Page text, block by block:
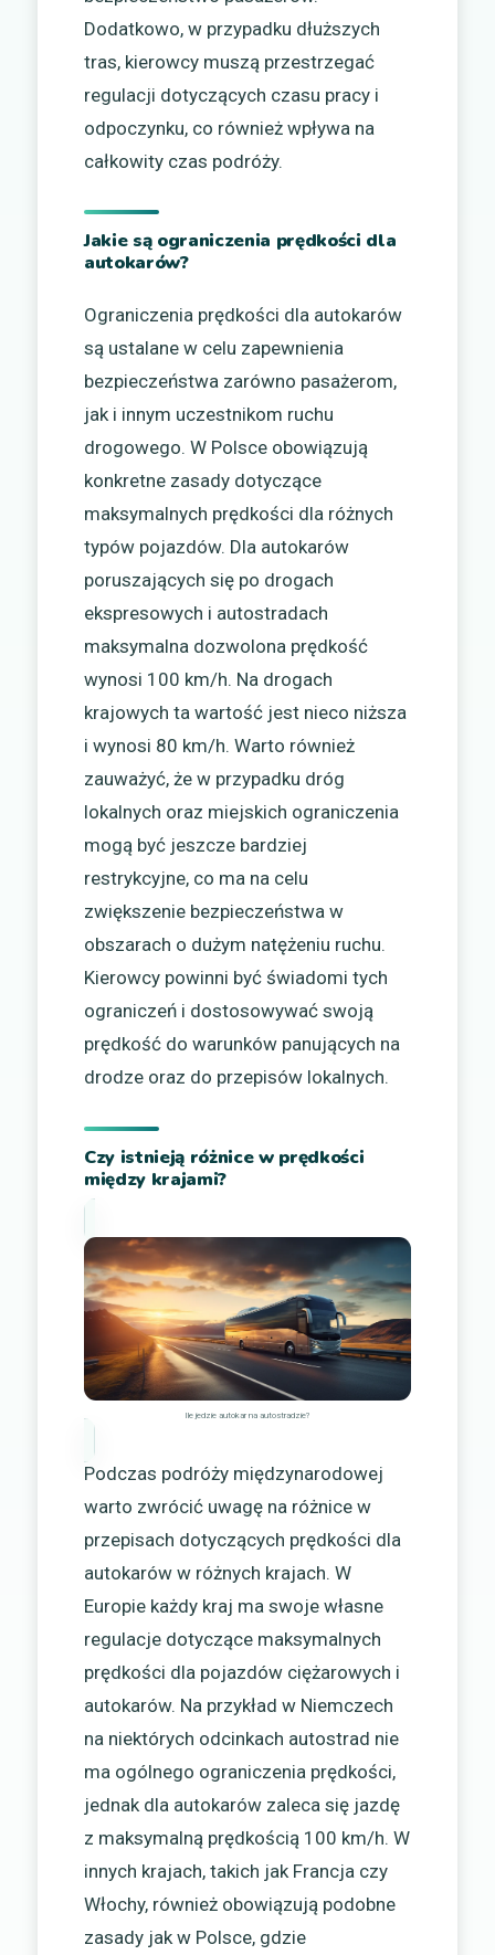
Dodatkowo, w przypadku dłuższych
tras, kierowcy muszą przestrzegać
regulacji dotyczących czasu pracy i
odpoczynku, co również wpływa na
całkowity czas podróży.
Jakie są ograniczenia prędkości dla
autokarów?
Ograniczenia prędkości dla autokarów
są ustalane w celu zapewnienia
bezpieczeństwa zarówno pasażerom,
jak i innym uczestnikom ruchu
drogowego. W Polsce obowiązują
konkretne zasady dotyczące
maksymalnych prędkości dla różnych
typów pojazdów. Dla autokarów
poruszających się po drogach
ekspresowych i autostradach
maksymalna dozwolona prędkość
wynosi 100 km/h. Na drogach
krajowych ta wartość jest nieco niższa
i wynosi 80 km/h. Warto również
zauważyć, że w przypadku dróg
lokalnych oraz miejskich ograniczenia
mogą być jeszcze bardziej
restrykcyjne, co ma na celu
zwiększenie bezpieczeństwa w
obszarach o dużym natężeniu ruchu.
Kierowcy powinni być świadomi tych
ograniczeń i dostosowywać swoją
prędkość do warunków panujących na
drodze oraz do przepisów lokalnych.
Czy istnieją różnice w prędkości
między krajami?
Ile jedzie autokar na autostradzie?
Podczas podróży międzynarodowej
warto zwrócić uwagę na różnice w
przepisach dotyczących prędkości dla
autokarów w różnych krajach. W
Europie każdy kraj ma swoje własne
regulacje dotyczące maksymalnych
prędkości dla pojazdów ciężarowych i
autokarów. Na przykład w Niemczech
na niektórych odcinkach autostrad nie
ma ogólnego ograniczenia prędkości,
jednak dla autokarów zaleca się jazdę
z maksymalną prędkością 100 km/h. W
innych krajach, takich jak Francja czy
Włochy, również obowiązują podobne
zasady jak w Polsce, gdzie